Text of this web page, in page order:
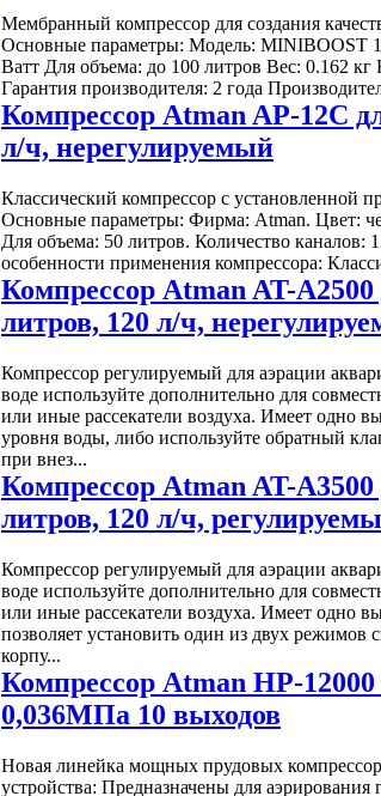
Мембранный компрессор для создания
Основные параметры: Модель: MINIBOOST
Ватт Для объема: до 100 литров Вес: 0.162
Гарантия производителя: 2 года
Компрессор Atman AP-12C
л/ч, нерегулируемый
Классический компрессор с установленной
Основные параметры: Фирма: Atman. Цвет:
Для объема: 50 литров. Количество
особенности применения компрессора:
Компрессор Atman AT-
литров, 120 л/ч,
Компрессор регулируемый для аэрации
воде используйте дополнительно для
или иные рассекатели воздуха. Имеет одно
уровня воды, либо используйте обратный
при внез...
Компрессор Atman AT-
литров, 120 л/ч,
Компрессор регулируемый для аэрации
воде используйте дополнительно для
или иные рассекатели воздуха. Имеет одно
позволяет установить один из двух
корпу...
Компрессор Atman HP-
0,036МПа 10 выходов
Новая линейка мощных прудовых
устройства: Предназначены для